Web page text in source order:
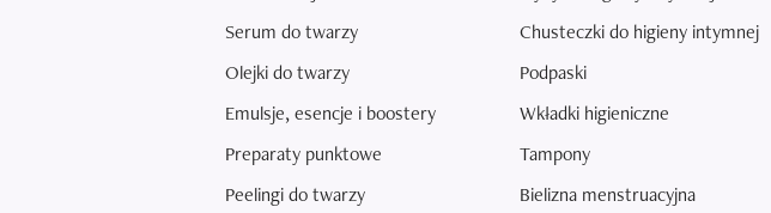
Serum do twarzy
Olejki do twarzy
Emulsje, esencje i boostery
Preparaty punktowe
Peelingi do twarzy
Chusteczki do higieny intymnej
Podpaski
Wkładki higieniczne
Tampony
Bielizna menstruacyjna